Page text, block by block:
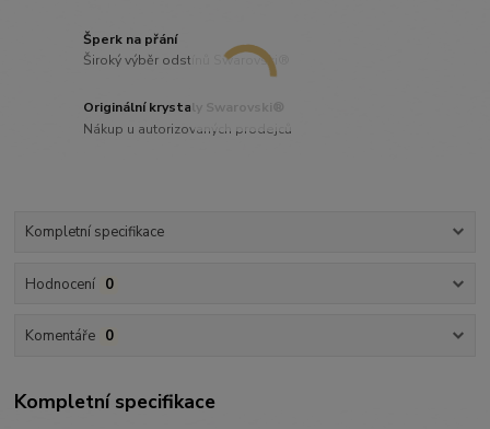
Šperk na přání
Široký výběr odstínů Swarovski®
Originální krystaly Swarovski®
Nákup u autorizovaných prodejců
Kompletní specifikace
Hodnocení 0
Komentáře 0
Kompletní specifikace